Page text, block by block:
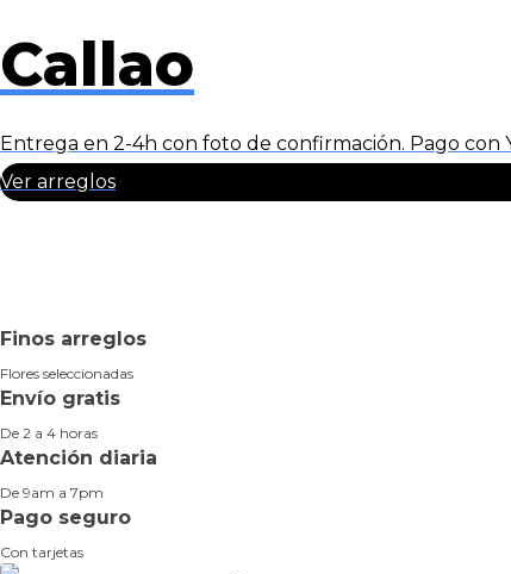
Callao
Entrega en 2-4h con foto de confirmación. Pago con
Ver arreglos
Finos arreglos
Flores seleccionadas
Envío gratis
De 2 a 4 horas
Atención diaria
De 9am a 7pm
Pago seguro
Con tarjetas